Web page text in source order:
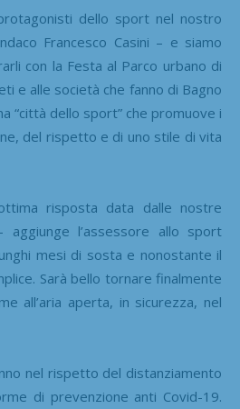
dello sport nel nostro
Francesco Casini – e siamo
con la Festa al Parco urbano di
e alle società che fanno di Bagno
“città dello sport” che promuove i
del rispetto e di uno stile di vita
risposta data dalle nostre
aggiunge l’assessore allo sport
mesi di sosta e nonostante il
Sarà bello tornare finalmente
all’aria aperta, in sicurezza, nel
nel rispetto del distanziamento
di prevenzione anti Covid-19.